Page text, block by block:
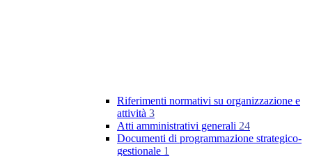
Riferimenti normativi su organizzazione e
attività 3
Atti amministrativi generali 24
Documenti di programmazione strategico-
gestionale 1